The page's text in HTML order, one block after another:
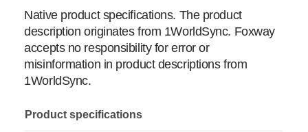
Native product specifications. The product
description originates from 1WorldSync. Foxway
accepts no responsibility for error or
misinformation in product descriptions from
1WorldSync.
Product specifications